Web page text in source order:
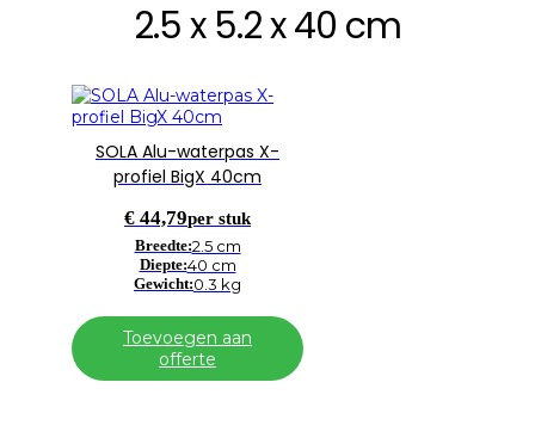
2.5 x 5.2 x 40 cm
SOLA Alu-waterpas X-
profiel BigX 40cm
€ 44,79per stuk
Breedte:2.5 cm
Diepte:40 cm
Gewicht:0.3 kg
Toevoegen aan
offerte